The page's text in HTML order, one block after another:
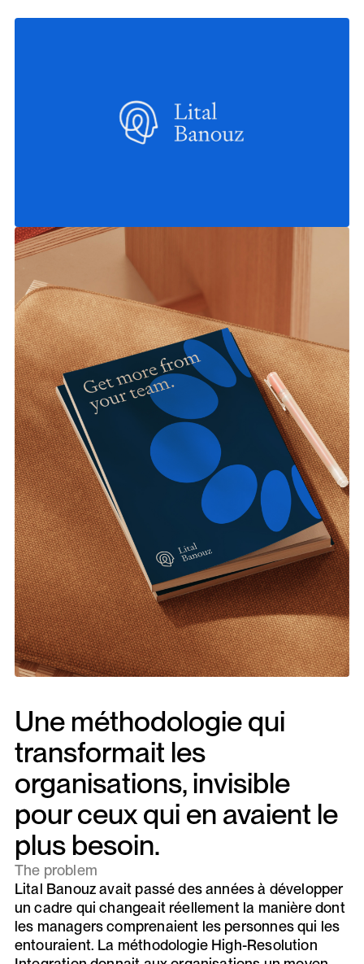
Une méthodologie qui
transformait les
organisations, invisible
pour ceux qui en avaient le
plus besoin.
The problem
Lital Banouz avait passé des années à développer
un cadre qui changeait réellement la manière dont
les managers comprenaient les personnes qui les
entouraient. La méthodologie High-Resolution